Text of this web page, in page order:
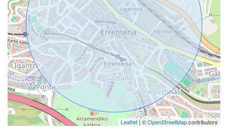
Leaflet| ©OpenStreetMapcontributors